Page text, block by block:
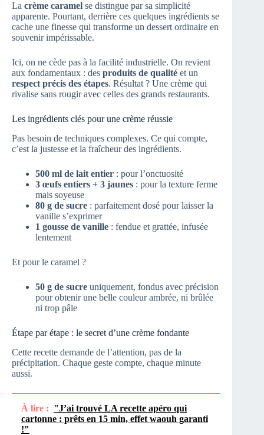
La crème caramel se distingue par sa simplicité
apparente. Pourtant, derrière ces quelques ingrédients se
cache une finesse qui transforme un dessert ordinaire en
souvenir impérissable.
Ici, on ne cède pas à la facilité industrielle. On revient
aux fondamentaux : des produits de qualité et un
respect précis des étapes. Résultat ? Une crème qui
rivalise sans rougir avec celles des grands restaurants.
Les ingrédients clés pour une crème réussie
Pas besoin de techniques complexes. Ce qui compte,
c’est la justesse et la fraîcheur des ingrédients.
500 ml de lait entier : pour l’onctuosité
3 œufs entiers + 3 jaunes : pour la texture ferme
mais soyeuse
80 g de sucre : parfaitement dosé pour laisser la
vanille s’exprimer
1 gousse de vanille : fendue et grattée, infusée
lentement
Et pour le caramel ?
50 g de sucre uniquement, fondus avec précision
pour obtenir une belle couleur ambrée, ni brûlée
ni trop pâle
Étape par étape : le secret d’une crème fondante
Cette recette demande de l’attention, pas de la
précipitation. Chaque geste compte, chaque minute
aussi.
À lire : "J’ai trouvé LA recette apéro qui
cartonne : prêts en 15 min, effet waouh garanti
!"